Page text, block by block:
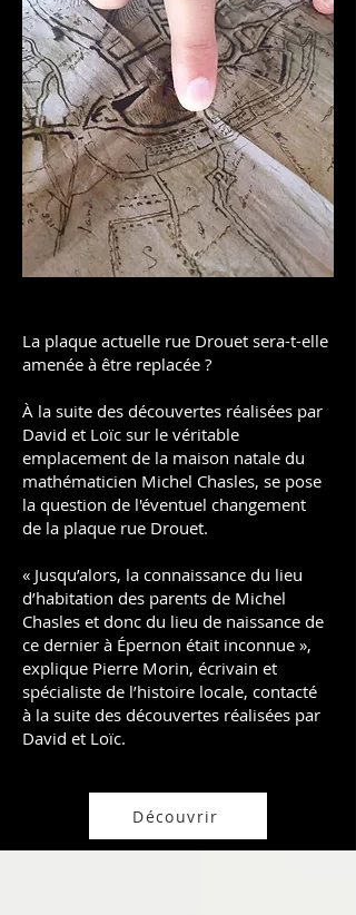
La plaque actuelle rue Drouet sera-t-elle
amenée à être replacée ?
À la suite des découvertes réalisées par
David et Loïc sur le véritable
emplacement de la maison natale du
mathématicien Michel Chasles, se pose
la question de l'éventuel changement
de la plaque rue Drouet.
« Jusqu’alors, la connaissance du lieu
d’habitation des parents de Michel
Chasles et donc du lieu de naissance de
ce dernier à Épernon était inconnue »,
explique Pierre Morin, écrivain et
spécialiste de l’histoire locale, contacté
à la suite des découvertes réalisées par
David et Loïc.
Découvrir